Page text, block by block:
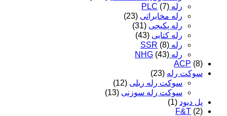
رله PLC (7)
رله مخابراتی (23)
رله پکیجی (31)
رله کتابی (43)
رله SSR (8)
رله NHG (43)
ACP (8)
سوکت رله (23)
سوکت رله ریلی (12)
سوکت رله سوزنی (13)
پل دیود (1)
F&T (2)